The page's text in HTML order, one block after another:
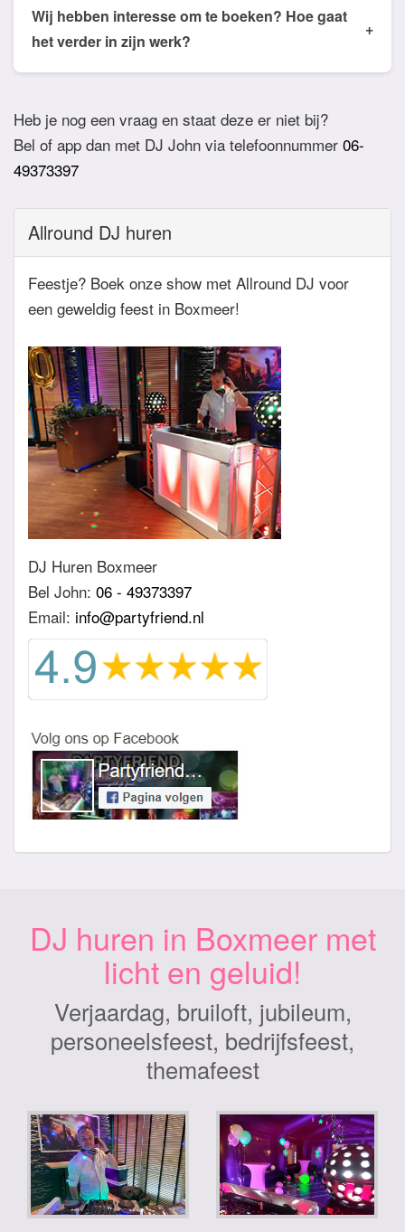
de email of app welke nummers of stijlen jullie niet
willen horen. De DJ houdt daar dan rekening mee.
Wij hebben interesse om te boeken? Hoe gaat
het verder in zijn werk?
+
zodat het feest definitief geboekt is. Wij vragen
overigens geen aanbetaling. Tegen die dat het
feest eraan komt zullen we nog even contact
hebben betreft de muziekwensen en de planning
van de avond. Daarnaast zijn wij altijd bereikbaar
zowel telefonisch, via e-mail of de app.
Heb je nog een vraag en staat deze er niet bij?
Bel of app dan met DJ John via telefoonnummer 06-
49373397
Allround DJ huren
Feestje? Boek onze show met Allround DJ voor
een geweldig feest in Boxmeer!
DJ Huren Boxmeer
Bel John: 06 - 49373397
Email: info@partyfriend.nl
DJ huren in Boxmeer met
licht en geluid!
Verjaardag, bruiloft, jubileum,
personeelsfeest, bedrijfsfeest,
themafeest